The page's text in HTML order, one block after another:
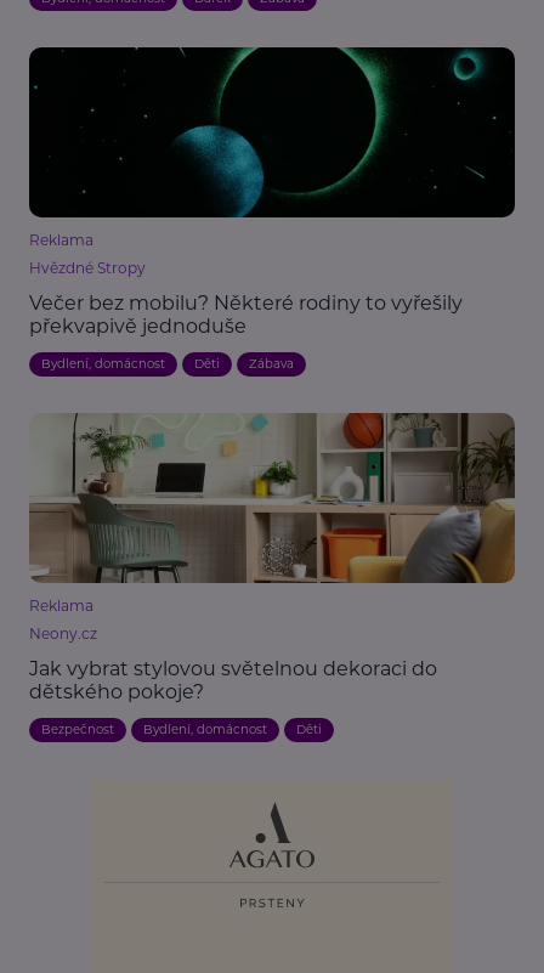
Reklama
Hvězdné Stropy
Večer bez mobilu? Některé rodiny to vyřešily
překvapivě jednoduše
Bydlení, domácnost Děti Zábava
Reklama
Neony.cz
Jak vybrat stylovou světelnou dekoraci do
dětského pokoje?
Bezpečnost Bydlení, domácnost Děti